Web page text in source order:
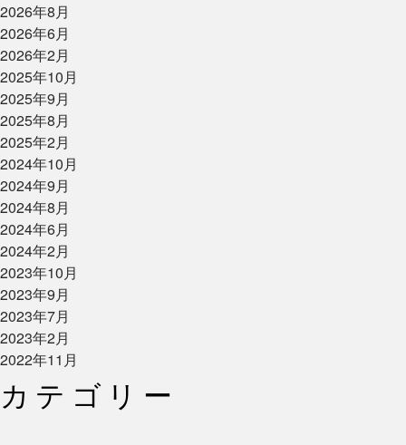
2026年8月
2026年6月
2026年2月
2025年10月
2025年9月
2025年8月
2025年2月
2024年10月
2024年9月
2024年8月
2024年6月
2024年2月
2023年10月
2023年9月
2023年7月
2023年2月
2022年11月
カテゴリー